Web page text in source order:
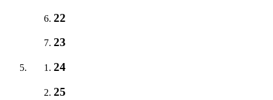
22
23
24
25